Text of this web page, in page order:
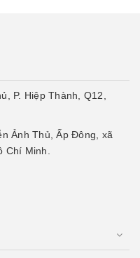
P. Hiệp Thành, Q12,
Ảnh Thủ, Ấp Đông, xã
Chí Minh.